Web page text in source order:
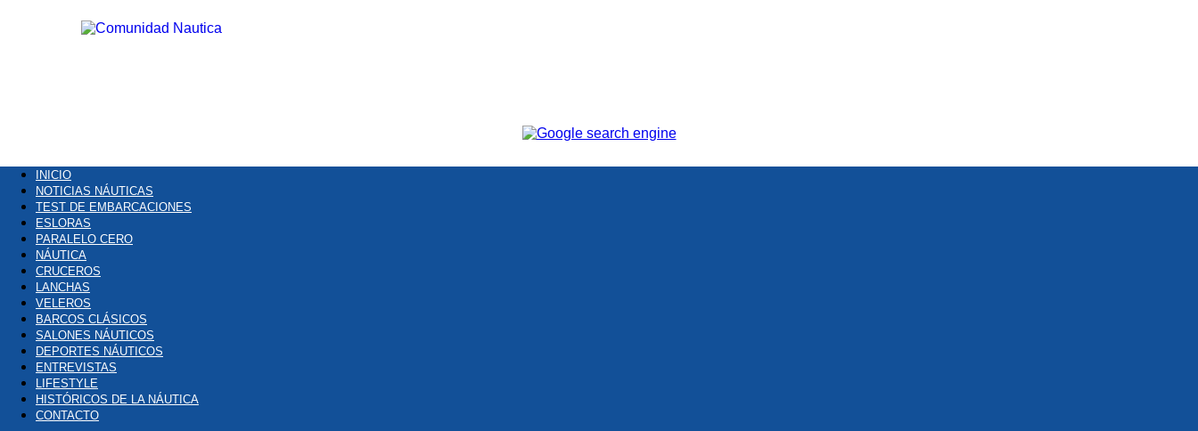
Comunidad
INICIO
NOTICIAS NÁUTICAS
TEST DE EMBARCACIONES
ESLORAS
PARALELO CERO
NÁUTICA
CRUCEROS
LANCHAS
VELEROS
BARCOS CLÁSICOS
SALONES NÁUTICOS
DEPORTES NÁUTICOS
ENTREVISTAS
LIFESTYLE
HISTÓRICOS DE LA NÁUTICA
CONTACTO